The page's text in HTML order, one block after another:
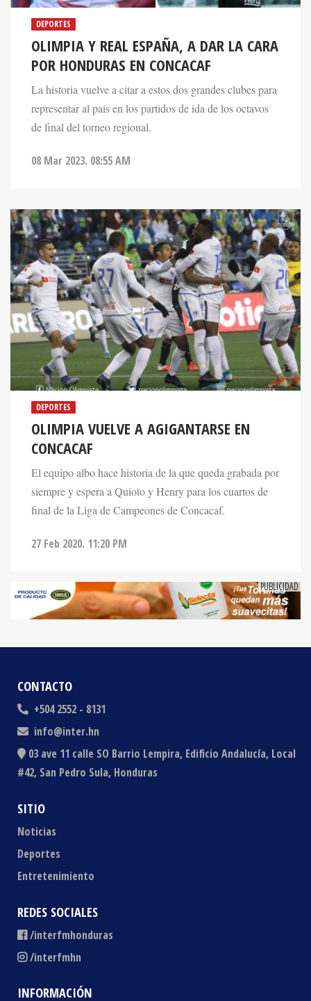
DEPORTES
OLIMPIA Y REAL ESPAÑA, A DAR LA CARA
POR HONDURAS EN CONCACAF
La historia vuelve a citar a estos dos grandes clubes para
representar al país en los partidos de ida de los octavos
de final del torneo regional.
08 Mar 2023. 08:55 AM
DEPORTES
OLIMPIA VUELVE A AGIGANTARSE EN
CONCACAF
El equipo albo hace historia de la que queda grabada por
siempre y espera a Quioto y Henry para los cuartos de
final de la Liga de Campeones de Concacaf.
27 Feb 2020. 11:20 PM
CONTACTO
+504 2552 - 8131
info@inter.hn
03 ave 11 calle SO Barrio Lempira, Edificio Andalucía, Local
#42, San Pedro Sula, Honduras
SITIO
Noticias
Deportes
Entretenimiento
REDES SOCIALES
/interfmhonduras
/interfmhn
INFORMACIÓN